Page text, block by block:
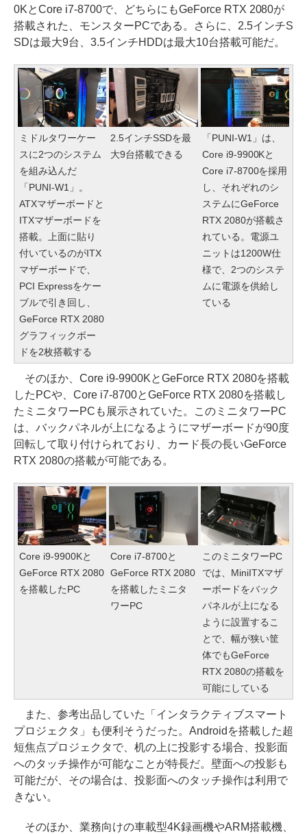
0KとCore i7-8700で、どちらにもGeForce RTX 2080が
搭載された、モンスターPCである。さらに、2.5インチS
SDは最大9台、3.5インチHDDは最大10台搭載可能だ。
ミドルタワーケー
スに2つのシステム
を組み込んだ
「PUNI-W1」。
ATXマザーボードと
ITXマザーボードを
搭載。上面に貼り
付いているのがITX
マザーボードで、
PCI Expressをケー
ブルで引き回し、
GeForce RTX 2080
グラフィックボー
ドを2枚搭載する
2.5インチSSDを最
大9台搭載できる
「PUNI-W1」は、
Core i9-9900Kと
Core i7-8700を採用
し、それぞれのシ
ステムにGeForce
RTX 2080が搭載さ
れている。電源ユ
ニットは1200W仕
様で、2つのシステ
ムに電源を供給し
ている
そのほか、Core i9-9900KとGeForce RTX 2080を搭載
したPCや、Core i7-8700とGeForce RTX 2080を搭載し
たミニタワーPCも展示されていた。このミニタワーPC
は、バックパネルが上になるようにマザーボードが90度
回転して取り付けられており、カード長の長いGeForce
RTX 2080の搭載が可能である。
Core i9-9900Kと
GeForce RTX 2080
を搭載したPC
Core i7-8700と
GeForce RTX 2080
を搭載したミニタ
ワーPC
このミニタワーPC
では、MiniITXマザ
ーボードをバック
パネルが上になる
ように設置するこ
とで、幅が狭い筐
体でもGeForce
RTX 2080の搭載を
可能にしている
また、参考出品していた「インタラクティブスマート
プロジェクタ」も便利そうだった。Androidを搭載した超
短焦点プロジェクタで、机の上に投影する場合、投影面
へのタッチ操作が可能なことが特長だ。壁面への投影も
可能だが、その場合は、投影面へのタッチ操作は利用で
きない。
そのほか、業務向けの車載型4K録画機やARM搭載機、